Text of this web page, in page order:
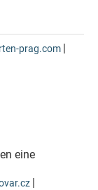
prag.com |
eine
|